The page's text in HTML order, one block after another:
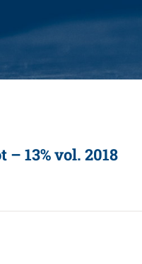
13% vol. 2018